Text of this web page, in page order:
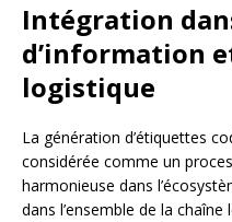
Intégration
d’information
logistique
La génération d’étiquettes
considérée comme un
harmonieuse dans
dans l’ensemble de la